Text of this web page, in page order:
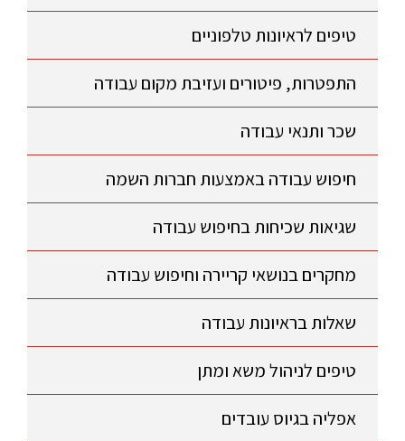
טיפים לראיונות טלפוניים
התפטרות, פיטורים ועזיבת מקום עבודה
שכר ותנאי עבודה
חיפוש עבודה באמצעות חברות השמה
שגיאות שכיחות בחיפוש עבודה
מחקרים בנושאי קריירה וחיפוש עבודה
שאלות בראיונות עבודה
טיפים לניהול משא ומתן
אפליה בגיוס עובדים